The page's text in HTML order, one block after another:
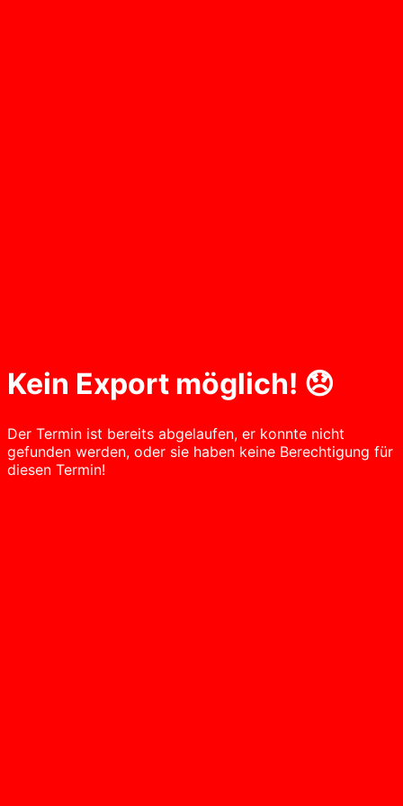
Kein Export möglich! 😞
Der Termin ist bereits abgelaufen, er konnte nicht
gefunden werden, oder sie haben keine Berechtigung für
diesen Termin!